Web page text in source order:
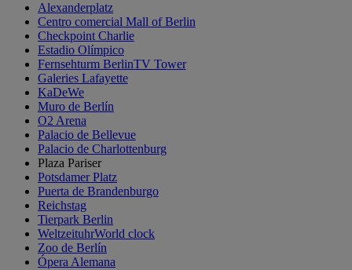
Alexanderplatz
Centro comercial Mall of Berlin
Checkpoint Charlie
Estadio Olímpico
Fernsehturm BerlinTV Tower
Galeries Lafayette
KaDeWe
Muro de Berlín
O2 Arena
Palacio de Bellevue
Palacio de Charlottenburg
Plaza Pariser
Potsdamer Platz
Puerta de Brandenburgo
Reichstag
Tierpark Berlin
WeltzeituhrWorld clock
Zoo de Berlín
Ópera Alemana